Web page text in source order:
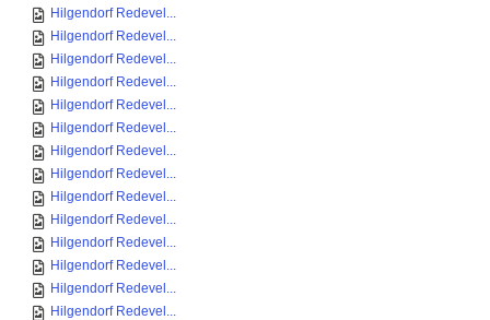
Hilgendorf Redevel...
Hilgendorf Redevel...
Hilgendorf Redevel...
Hilgendorf Redevel...
Hilgendorf Redevel...
Hilgendorf Redevel...
Hilgendorf Redevel...
Hilgendorf Redevel...
Hilgendorf Redevel...
Hilgendorf Redevel...
Hilgendorf Redevel...
Hilgendorf Redevel...
Hilgendorf Redevel...
Hilgendorf Redevel...